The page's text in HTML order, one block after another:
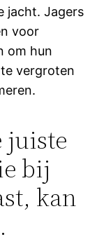
jacht. Jagers
voor
om hun
vergroten
juiste
bij
kan